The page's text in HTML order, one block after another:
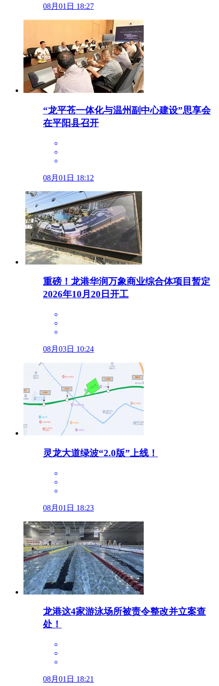
08月01日 18:27
“龙平苍一体化与温州副中心建设”思享会
在平阳县召开
08月01日 18:12
重磅！龙港华润万象商业综合体项目暂定
2026年10月20日开工
08月03日 10:24
灵龙大道绿波“2.0版”上线！
08月01日 18:23
龙港这4家游泳场所被责令整改并立案查
处！
08月01日 18:21